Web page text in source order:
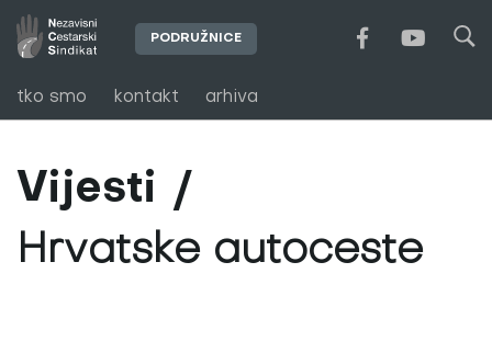
tko smo kontakt arhiva
PODRUŽNICE
Vijesti
Hrvatske autoceste